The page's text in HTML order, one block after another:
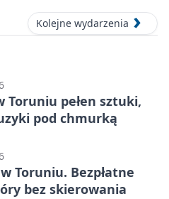
Kolejne wydarzenia
Toruniu pełen sztuki,
pod chmurką
Toruniu. Bezpłatne
bez skierowania